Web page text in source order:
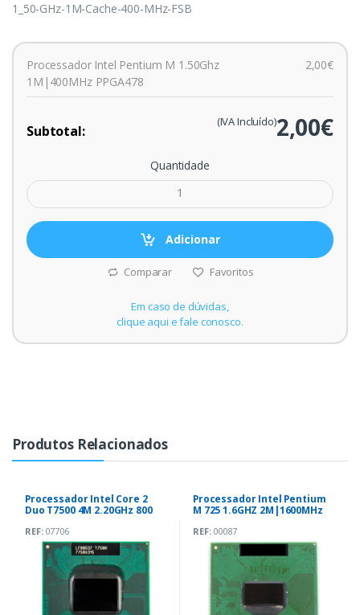
1_50-GHz-1M-Cache-400-MHz-FSB
Processador Intel Pentium M 1.50Ghz
1M|400MHz PPGA478
2,00€
Subtotal: 2,00€
(IVA Incluído)
Quantidade
Adicionar
Comparar Favoritos
Em caso de dúvidas,
clique aqui e fale conosco.
Produtos Relacionados
Processador Intel Core 2
Duo T7500 4M 2.20GHz 800
REF:07706
Processador Intel Pentium
M 725 1.6GHZ 2M|1600MHz
REF:00087